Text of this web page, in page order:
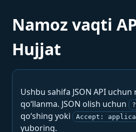
Namoz vaqti
Hujjat
Ushbu sahifa JSON API
qo‘llanma. JSON olish uchun
qo‘shing yoki Accept:
yuboring.